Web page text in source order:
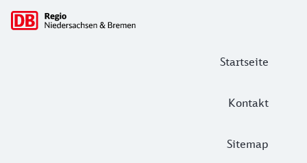
Startseite
Kontakt
Sitemap
Hauptnavigation